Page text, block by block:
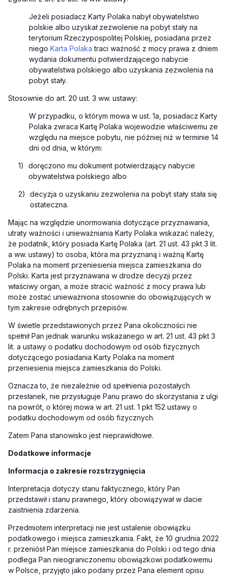
Jeżeli posiadacz Karty Polaka nabył obywatelstwo
polskie albo uzyskał zezwolenie na pobyt stały na
terytorium Rzeczypospolitej Polskiej, posiadana przez
niego Karta Polaka traci ważność z mocy prawa z dniem
wydania dokumentu potwierdzającego nabycie
obywatelstwa polskiego albo uzyskania zezwolenia na
pobyt stały.
Stosownie do art. 20 ust. 3 ww. ustawy:
W przypadku, o którym mowa w ust. 1a, posiadacz Karty
Polaka zwraca Kartę Polaka wojewodzie właściwemu ze
względu na miejsce pobytu, nie później niż w terminie 14
dni od dnia, w którym:
1)
doręczono mu dokument potwierdzający nabycie
obywatelstwa polskiego albo
2)
decyzja o uzyskaniu zezwolenia na pobyt stały stała się
ostateczna.
Mając na względzie unormowania dotyczące przyznawania,
utraty ważności i unieważniania Karty Polaka wskazać należy,
że podatnik, który posiada Kartę Polaka (art. 21 ust. 43 pkt 3 lit.
a ww. ustawy) to osoba, która ma przyznaną i ważną Kartę
Polaka na moment przeniesienia miejsca zamieszkania do
Polski. Karta jest przyznawana w drodze decyzji przez
właściwy organ, a może stracić ważność z mocy prawa lub
może zostać unieważniona stosownie do obowiązujących w
tym zakresie odrębnych przepisów.
W świetle przedstawionych przez Pana okoliczności nie
spełnił Pan jednak warunku wskazanego w art. 21 ust. 43 pkt 3
lit. a ustawy o podatku dochodowym od osób fizycznych
dotyczącego posiadania Karty Polaka na moment
przeniesienia miejsca zamieszkania do Polski.
Oznacza to, że niezależnie od spełnienia pozostałych
przesłanek, nie przysługuje Panu prawo do skorzystania z ulgi
na powrót, o której mowa w art. 21 ust. 1 pkt 152 ustawy o
podatku dochodowym od osób fizycznych.
Zatem Pana stanowisko jest nieprawidłowe.
Dodatkowe informacje
Informacja o zakresie rozstrzygnięcia
Interpretacja dotyczy stanu faktycznego, który Pan
przedstawił i stanu prawnego, który obowiązywał w dacie
zaistnienia zdarzenia.
Przedmiotem interpretacji nie jest ustalenie obowiązku
podatkowego i miejsca zamieszkania. Fakt, że 10 grudnia 2022
r. przeniósł Pan miejsce zamieszkania do Polski i od tego dnia
podlega Pan nieograniczonemu obowiązkowi podatkowemu
w Polsce, przyjęto jako podany przez Pana element opisu